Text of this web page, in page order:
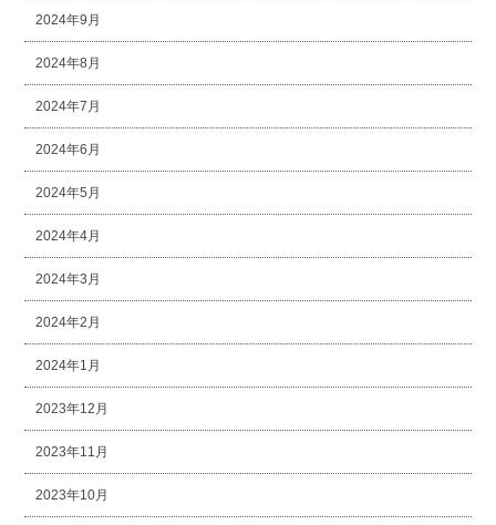
2024年9月
2024年8月
2024年7月
2024年6月
2024年5月
2024年4月
2024年3月
2024年2月
2024年1月
2023年12月
2023年11月
2023年10月